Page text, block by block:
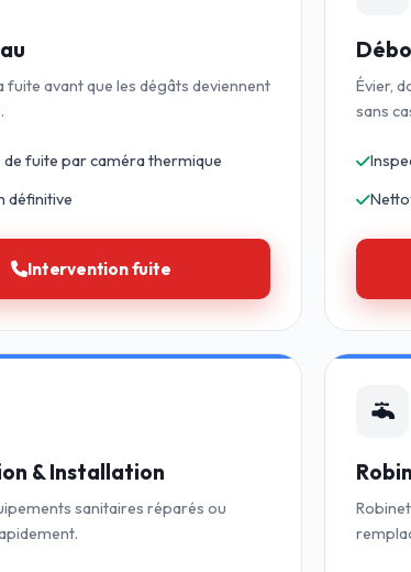
fuite avant que les dégâts deviennent
de fuite par caméra thermique
définitive
Intervention fuite
Évier,
sans
& Installation
sanitaires réparés ou